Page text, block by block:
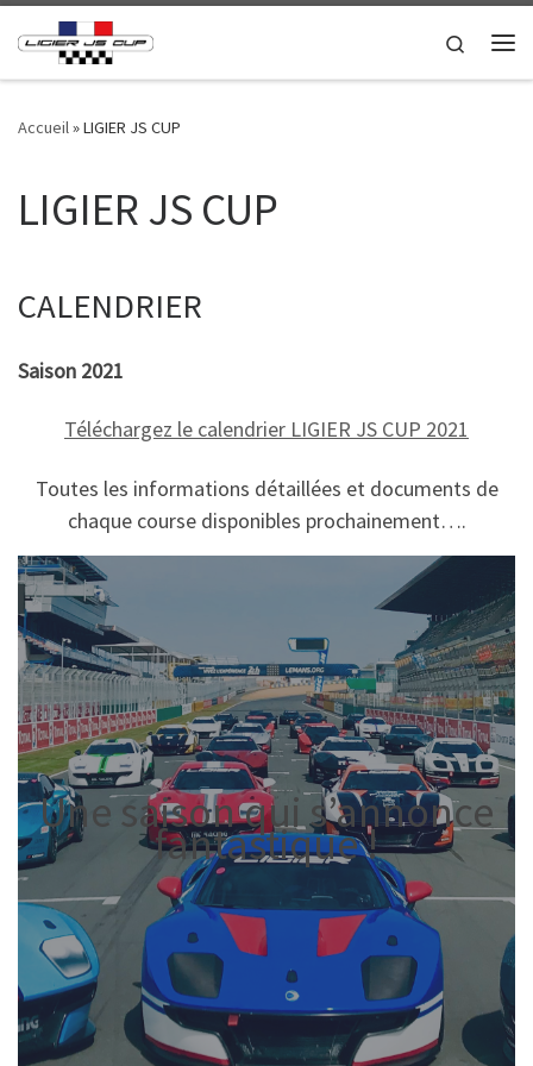
Passer au contenu
Search
Accueil»LIGIER JS CUP
LIGIER JS CUP
CALENDRIER
Saison 2021
Téléchargez le calendrier LIGIER JS CUP 2021
Toutes les informations détaillées et documents de
chaque course disponibles prochainement….
Une saison qui s’annonce
fantastique !